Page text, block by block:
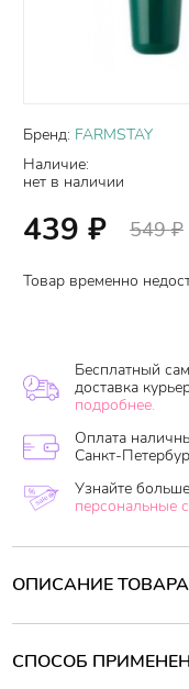
Бренд: FARMSTAY
Наличие:
нет в наличии
439 ₽ 549₽
Товар временно
Бесплатный
доставка
подробнее.
Оплата
Санкт-
Узнайте
персональные
ОПИСАНИЕ ТОВАРА
Бальзам для губ
очень сухой и
высокую концентрацию
СПОСОБ